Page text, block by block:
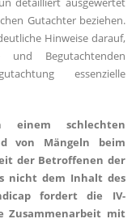
Gutachter beziehen.
Hinweise darauf,
und Begutachtenden
essenzielle
einem schlechten
von Mängeln beim
der Betroffenen der
nicht dem Inhalt des
fordert die IV-
Zusammenarbeit mit